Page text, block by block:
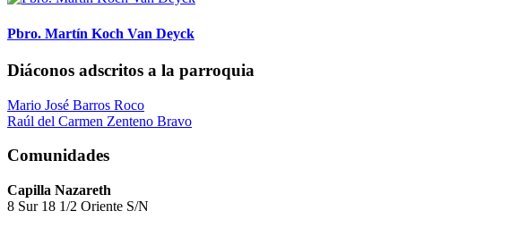
Pbro. Martín Koch Van Deyck
Diáconos adscritos a la parroquia
Mario José Barros Roco
Raúl del Carmen Zenteno Bravo
Comunidades
Capilla Nazareth
8 Sur 18 1/2 Oriente S/N